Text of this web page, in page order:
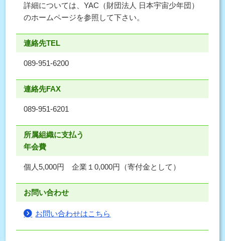
詳細については、YAC（財団法人 日本宇宙少年団）
のホームページを参照して下さい。
連絡先TEL
089-951-6200
連絡先FAX
089-951-6201
所属組織に支払う
年会費
個人5,000円 企業１0,000円（寄付金として）
お問い合わせ
お問い合わせはこちら